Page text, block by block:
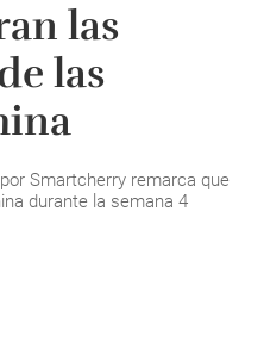
las
las
Smartcherry remarca que
durante la semana 4